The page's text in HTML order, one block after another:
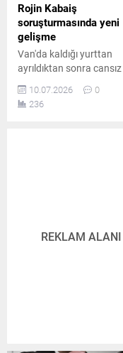
Rojin Kabaiş
soruşturmasında yeni
gelişme
Van'da kaldığı yurttan
ayrıldıktan sonra cansız
bedeni bulunan Rojin
Kabaiş'in ölümüne ilişkin
yürütülen soruşturmada
10.07.2026
0
236
REKLAM ALANI